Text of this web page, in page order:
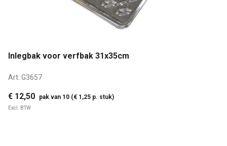
Inlegbak voor verfbak 31x35cm
Art: G3657
€ 12,50 pak van 10 (€ 1,25 p. stuk)
Excl. BTW